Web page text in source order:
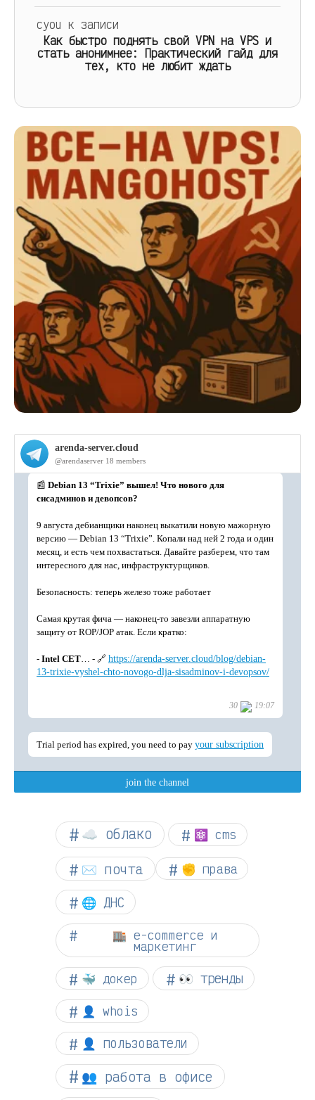
cyou к записи
Как быстро поднять свой VPN на VPS и
стать анонимнее: Практический гайд для
тех, кто не любит ждать
☁︎ облако ⚛ cms
✉️ почта ✊ права
🌐 ДНС
🏬 e-commerce и
маркетинг
🐳 докер 👀 тренды
👤 whois
👤 пользователи
👥 работа в офисе